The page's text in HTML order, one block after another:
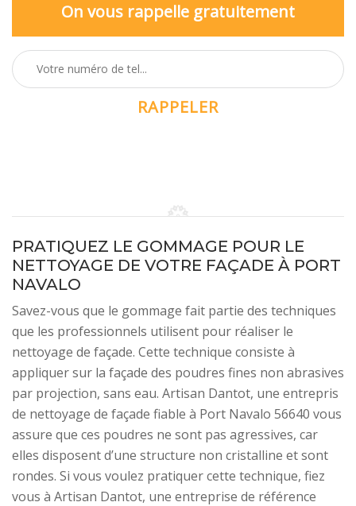
On vous rappelle gratuitement
PRATIQUEZ LE GOMMAGE POUR LE
NETTOYAGE DE VOTRE FAÇADE À PORT
NAVALO
Savez-vous que le gommage fait partie des techniques
que les professionnels utilisent pour réaliser le
nettoyage de façade. Cette technique consiste à
appliquer sur la façade des poudres fines non abrasives
par projection, sans eau. Artisan Dantot, une entrepris
de nettoyage de façade fiable à Port Navalo 56640 vous
assure que ces poudres ne sont pas agressives, car
elles disposent d’une structure non cristalline et sont
rondes. Si vous voulez pratiquer cette technique, fiez
vous à Artisan Dantot, une entreprise de référence